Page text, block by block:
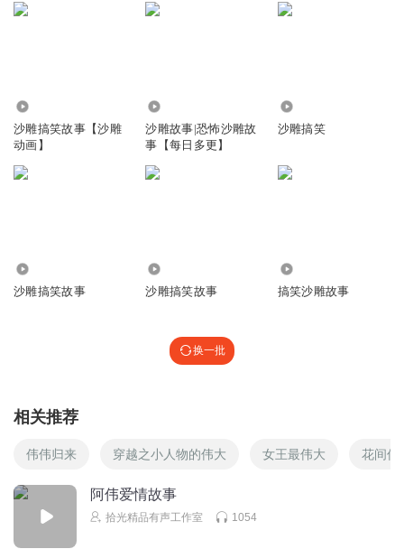
沙雕搞笑故事【沙雕
动画】
沙雕故事|恐怖沙雕故
事【每日多更】
沙雕搞笑
沙雕搞笑故事 沙雕搞笑故事 搞笑沙雕故事
换一批
相关推荐
伟伟归来 穿越之小人物的伟大 女王最伟大 花间伟
阿伟爱情故事
拾光精品有声工作室 1054